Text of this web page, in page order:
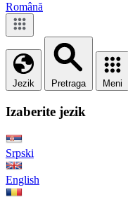
Română
Jezik Pretraga Meni
Izaberite jezik
Srpski
English